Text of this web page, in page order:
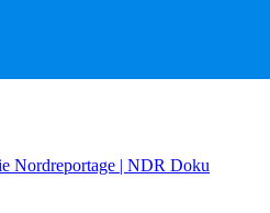
Nordreportage | NDR Doku